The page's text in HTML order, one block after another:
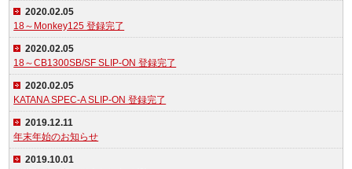
2020.02.05
18～Monkey125 登録完了
2020.02.05
18～CB1300SB/SF SLIP-ON 登録完了
2020.02.05
KATANA SPEC-A SLIP-ON 登録完了
2019.12.11
年末年始のお知らせ
2019.10.01